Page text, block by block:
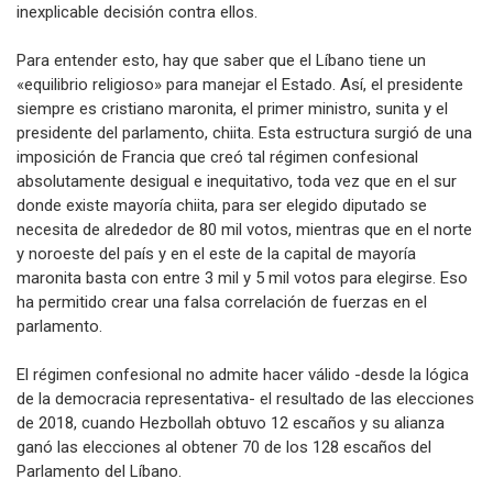
inexplicable decisión contra ellos.
Para entender esto, hay que saber que el Líbano tiene un
«equilibrio religioso» para manejar el Estado. Así, el presidente
siempre es cristiano maronita, el primer ministro, sunita y el
presidente del parlamento, chiita. Esta estructura surgió de una
imposición de Francia que creó tal régimen confesional
absolutamente desigual e inequitativo, toda vez que en el sur
donde existe mayoría chiita, para ser elegido diputado se
necesita de alrededor de 80 mil votos, mientras que en el norte
y noroeste del país y en el este de la capital de mayoría
maronita basta con entre 3 mil y 5 mil votos para elegirse. Eso
ha permitido crear una falsa correlación de fuerzas en el
parlamento.
El régimen confesional no admite hacer válido -desde la lógica
de la democracia representativa- el resultado de las elecciones
de 2018, cuando Hezbollah obtuvo 12 escaños y su alianza
ganó las elecciones al obtener 70 de los 128 escaños del
Parlamento del Líbano.